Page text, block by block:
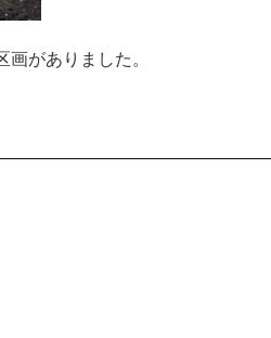
がありました。